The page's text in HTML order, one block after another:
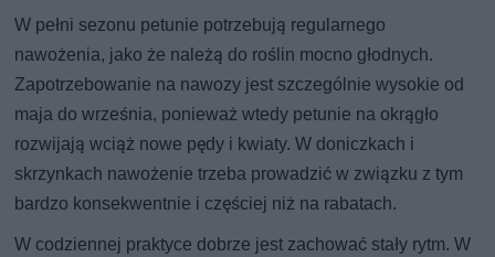
W pełni sezonu petunie potrzebują regularnego
nawożenia, jako że należą do roślin mocno głodnych.
Zapotrzebowanie na nawozy jest szczególnie wysokie od
maja do września, ponieważ wtedy petunie na okrągło
rozwijają wciąż nowe pędy i kwiaty. W doniczkach i
skrzynkach nawożenie trzeba prowadzić w związku z tym
bardzo konsekwentnie i częściej niż na rabatach.
W codziennej praktyce dobrze jest zachować stały rytm. W